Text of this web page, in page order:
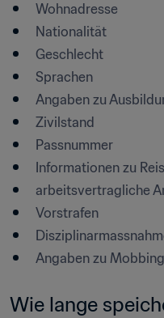
Wohnadresse
Nationalität
Geschlecht
Sprachen
Angaben zu
Zivilstand
Passnummer
Informationen zu
arbeitsvertragliche
Vorstrafen
Angaben zu
Wie lange